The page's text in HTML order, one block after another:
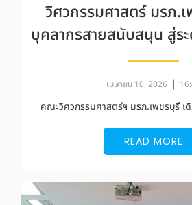
วิศวกรรมศาสตร์ มรภ.
บุคลากรสายสนับสนุน สู่ร
เมษายน 10, 2026 |
คณะวิศวกรรมศาสตร์ฯ มรภ.เพชรบุรี เ
READ MORE